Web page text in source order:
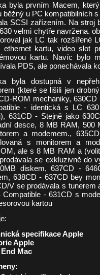
byla prvním Macem,
běžný u PC kompatibilních
SCSI zařízením. Na stroj
velmi chytře navržena.
jak LC tak rozšířené
ethernet kartu, video slot
kartu. Navíc bylo
PDS, ale ponechávala
byla dostupná v
(které se lišili jen
ROM mechaniky,
- identická s LC
631CD - Stejně jako
desce, 8 MB RAM, 500
a modemem.,
s monitorem a
ale s 8 MB RAM a
se exkluzivně do
diskem, 637CD -
638CD - 637CD bey
V se prodávala s tunerem
Compatible - 631CD s
kartou
specifikace Apple
Apple
Mac